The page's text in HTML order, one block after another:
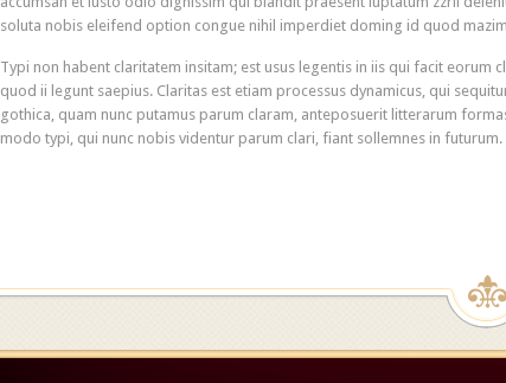
soluta nobis eleifend option congue nihil imperdiet doming id quod
Typi non habent claritatem insitam; est usus legentis in iis qui facit
quod ii legunt saepius. Claritas est etiam processus dynamicus, qui
gothica, quam nunc putamus parum claram, anteposuerit litterarum
modo typi, qui nunc nobis videntur parum clari, fiant sollemnes in futurum.